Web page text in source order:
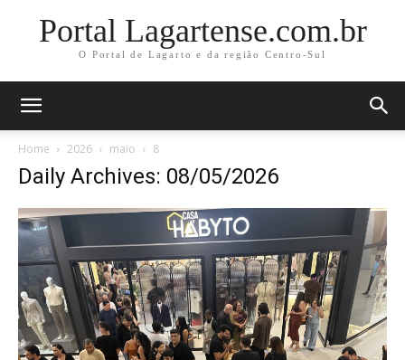
Portal Lagartense.com.br
O Portal de Lagarto e da região Centro-Sul
Home 2026 maio 8
Daily Archives: 08/05/2026